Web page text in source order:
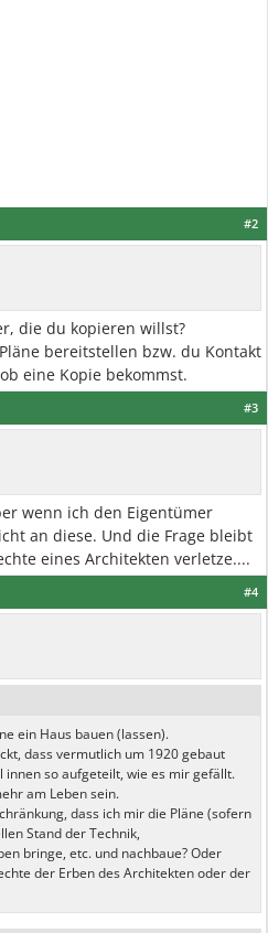
#2
die du kopieren willst?
bereitstellen bzw. du Kontakt
eine Kopie bekommst.
#3
wenn ich den Eigentümer
an diese. Und die Frage bleibt
eines Architekten verletze....
#4
ein Haus bauen (lassen).
dass vermutlich um 1920 gebaut
innen so aufgeteilt, wie es mir gefällt.
am Leben sein.
dass ich mir die Pläne (sofern
Stand der Technik,
bringe, etc. und nachbaue? Oder
der Erben des Architekten oder der